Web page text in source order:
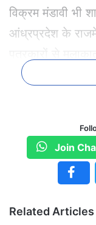
विक्रम मंडावी भी
आंध्रप्रदेश के
निंदा करते हुए
लिए ऐसा कर रही है.
मोहन मरकाम ने की
में है. पत्रकारों को
Join
Related Articles